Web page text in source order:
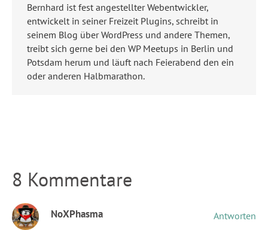
Bernhard ist fest angestellter Webentwickler,
entwickelt in seiner Freizeit Plugins, schreibt in
seinem Blog über WordPress und andere Themen,
treibt sich gerne bei den WP Meetups in Berlin und
Potsdam herum und läuft nach Feierabend den ein
oder anderen Halbmarathon.
8 Kommentare
NoXPhasma Antworten